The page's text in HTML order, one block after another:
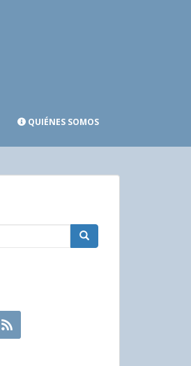
QUIÉNES SOMOS